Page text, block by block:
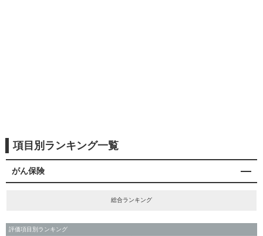
項目別ランキング一覧
がん保険
総合ランキング
評価項目別ランキング